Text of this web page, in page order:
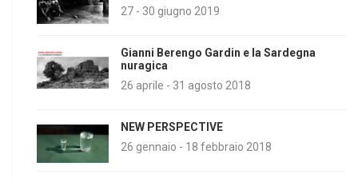
27 - 30 giugno 2019
Gianni Berengo Gardin e la Sardegna
nuragica
26 aprile - 31 agosto 2018
NEW PERSPECTIVE
26 gennaio - 18 febbraio 2018